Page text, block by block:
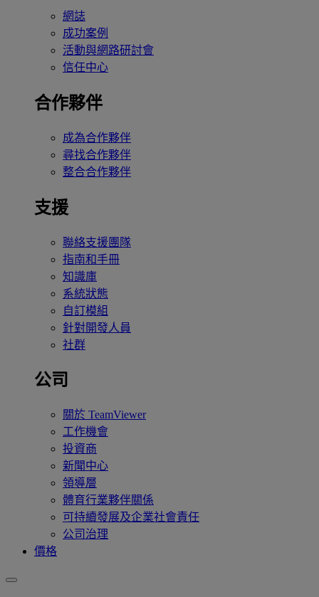
網誌
成功案例
活動與網路研討會
信任中心
合作夥伴
成為合作夥伴
尋找合作夥伴
整合合作夥伴
支援
聯絡支援團隊
指南和手冊
知識庫
系統狀態
自訂模組
針對開發人員
社群
公司
關於 TeamViewer
工作機會
投資商
新聞中心
領導層
體育行業夥伴關係
可持續發展及企業社會責任
公司治理
價格